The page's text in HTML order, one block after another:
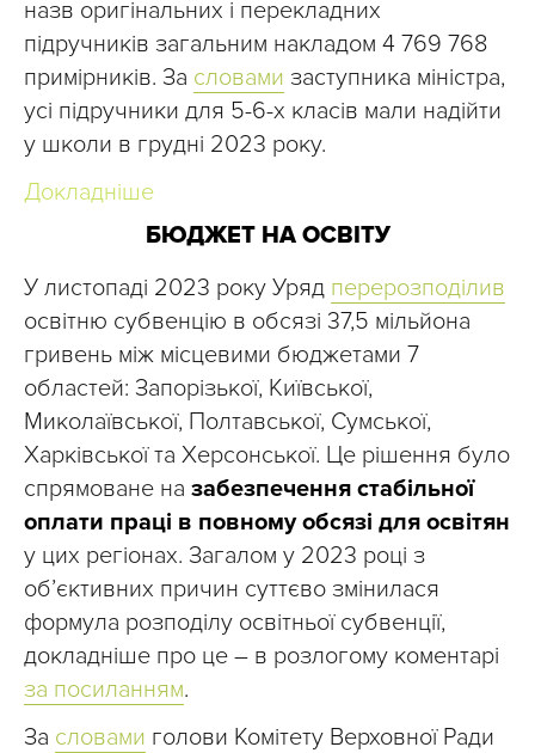
назв оригінальних і перекладних
підручників загальним накладом 4 769 768
примірників. За словами заступника міністра,
усі підручники для 5-6-х класів мали надійти
у школи в грудні 2023 року.
Докладніше
БЮДЖЕТ НА ОСВІТУ
У листопаді 2023 року Уряд перерозподілив
освітню субвенцію в обсязі 37,5 мільйона
гривень між місцевими бюджетами 7
областей: Запорізької, Київської,
Миколаївської, Полтавської, Сумської,
Харківської та Херсонської. Це рішення було
спрямоване на забезпечення стабільної
оплати праці в повному обсязі для освітян
у цих регіонах. Загалом у 2023 році з
об’єктивних причин суттєво змінилася
формула розподілу освітньої субвенції,
докладніше про це – в розлогому коментарі
за посиланням.
За словами голови Комітету Верховної Ради